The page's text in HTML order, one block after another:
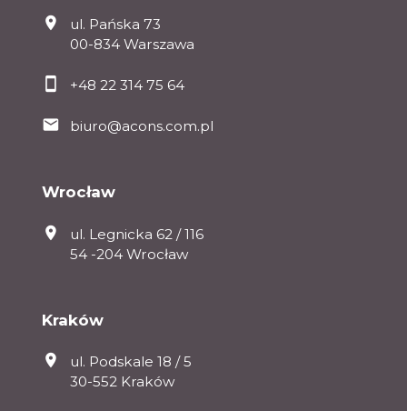
ul. Pańska 73
00-834 Warszawa
+48 22 314 75 64
biuro@acons.com.pl
Wrocław
ul. Legnicka 62 / 116
54 -204 Wrocław
Kraków
ul. Podskale 18 / 5
30-552 Kraków